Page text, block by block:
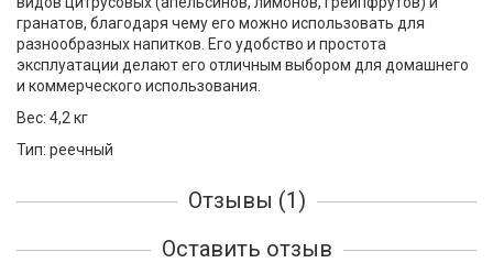
гранатов, благодаря чему его можно использовать для
разнообразных напитков. Его удобство и простота
эксплуатации делают его отличным выбором для домашнего
и коммерческого использования.
Вес: 4,2 кг
Тип: реечный
Отзывы (1)
Оставить отзыв